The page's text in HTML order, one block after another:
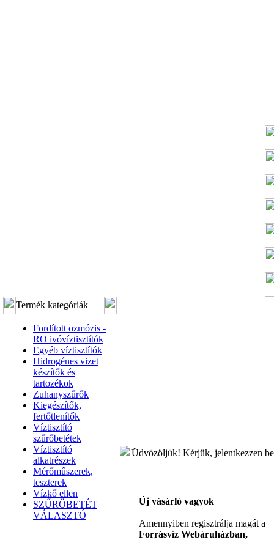
Termék kategóriák
Fordított ozmózis -
RO ivóvíztisztítók
Egyéb víztisztítók
Hidrogénes vizet
készítők és
tartozékok
Zuhanyszűrők
Kiegészítők,
fertőtlenítők
Víztisztító
szűrőbetétek
Víztisztító
alkatrészek
Mérőműszerek,
teszterek
Vízkő ellen
SZŰRŐBETÉT
VÁLASZTÓ
Üdvözöljük! Kérjük, jelentkezzen
Új vásárló vagyok
Amennyiben regisztrálja magát a
Forrásvíz Webáruházban,